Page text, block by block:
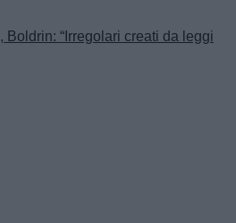
Boldrin: “Irregolari creati da leggi